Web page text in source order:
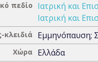
πεδίο Ιατρική και
Ιατρική και
κλειδιά Εμμηνόπαυση;
Χώρα Ελλάδα